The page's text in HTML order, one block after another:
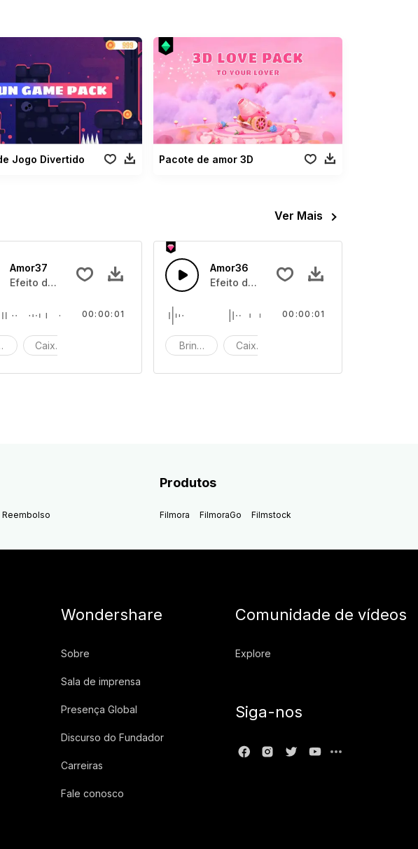
Jogo Divertido Pacote de amor 3D
Ver Mais
Amor37
Efeito de som de caixa de brinquedos
Caixa de brinquedos
00:00:01
Amor36
Efeito de som de caixa de brinquedos
Brinquedo Caixa de brinquedos
00:00:01
Reembolso
Produtos
Filmora FilmoraGo Filmstock
Wondershare
Sobre
Sala de imprensa
Presença Global
Discurso do Fundador
Carreiras
Fale conosco
Comunidade de vídeos
Explore
Siga-nos